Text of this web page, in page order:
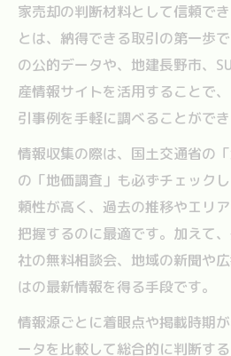
家売却の判断材料として信頼で
とは、納得できる取引の第一歩
の公的データや、地建長野市、
産情報サイトを活用することで
引事例を手軽に調べることができ
情報収集の際は、国土交通省の
の「地価調査」も必ずチェック
頼性が高く、過去の推移やエリ
把握するのに最適です。加えて
社の無料相談会、地域の新聞や
はの最新情報を得る手段です。
情報源ごとに着眼点や掲載時期
ータを比較して総合的に判断す